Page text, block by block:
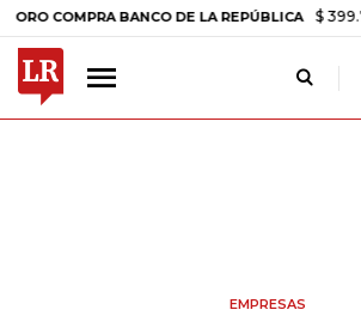
BANCO DE LA REPÚBLICA $ 399.745,16 +$
EMPRESAS